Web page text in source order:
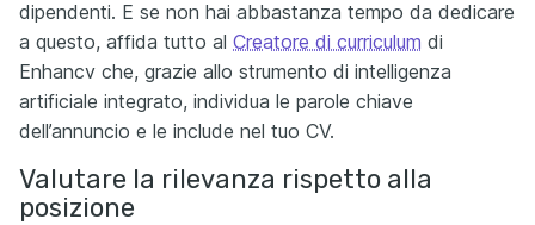
dipendenti. E se non hai abbastanza tempo da dedicare
a questo, affida tutto al Creatore di curriculum di
Enhancv che, grazie allo strumento di intelligenza
artificiale integrato, individua le parole chiave
dell’annuncio e le include nel tuo CV.
Valutare la rilevanza rispetto alla
posizione